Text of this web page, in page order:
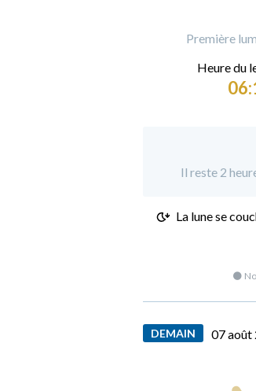
Première
Heure du l
Il reste 2
La lune se
🌑
DEMAIN 07 août